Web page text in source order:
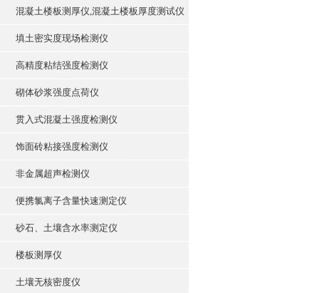
混凝土楼板测厚仪,混凝土楼板厚度测试仪
填土密实度现场检测仪
高精度粘结强度检测仪
砌体砂浆强度点荷仪
贯入式混凝土强度检测仪
饰面砖粘接强度检测仪
非金属超声检测仪
便携氯离子含量快速测定仪
砂石、土壤含水率测定仪
楼板测厚仪
土壤无核密度仪